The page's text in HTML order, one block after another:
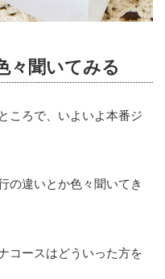
々聞いてみる
ころで、いよいよ本番ジ
の違いとか色々聞いてき
コースはどういった方を